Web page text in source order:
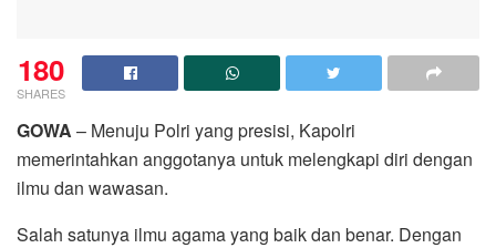
180
SHARES
GOWA – Menuju Polri yang presisi, Kapolri
memerintahkan anggotanya untuk melengkapi diri dengan
ilmu dan wawasan.
Salah satunya ilmu agama yang baik dan benar. Dengan